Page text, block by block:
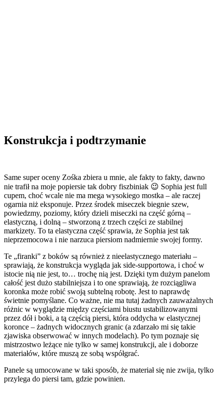
Konstrukcja i podtrzymanie
Same super oceny Zośka zbiera u mnie, ale fakty to fakty, dawno
nie trafił na moje popiersie tak dobry fiszbiniak 😉 Sophia jest full
cupem, choć wcale nie ma mega wysokiego mostka – ale raczej
ogarnia niż eksponuje. Przez środek miseczek biegnie szew,
powiedzmy, poziomy, który dzieli miseczki na część górną –
elastyczną, i dolną – stworzoną z trzech części ze stabilnej
markizety. To ta elastyczna część sprawia, że Sophia jest tak
nieprzemocowa i nie narzuca piersiom nadmiernie swojej formy.
Te „firanki” z boków są również z nieelastycznego materiału –
sprawiają, że konstrukcja wygląda jak side-supportowa, i choć w
istocie nią nie jest, to… trochę nią jest. Dzięki tym dużym panelom
całość jest dużo stabilniejsza i to one sprawiają, że rozciągliwa
koronka może robić swoją subtelną robotę. Jest to naprawdę
świetnie pomyślane. Co ważne, nie ma tutaj żadnych zauważalnych
różnic w wyglądzie między częściami biustu ustabilizowanymi
przez dół i boki, a tą częścią piersi, która oddycha w elastycznej
koronce – żadnych widocznych granic (a zdarzało mi się takie
zjawiska obserwować w innych modelach). Po tym poznaje się
mistrzostwo leżące nie tylko w samej konstrukcji, ale i doborze
materiałów, które muszą ze sobą współgrać.
Panele są umocowane w taki sposób, że materiał się nie zwija, tylko
przylega do piersi tam, gdzie powinien.